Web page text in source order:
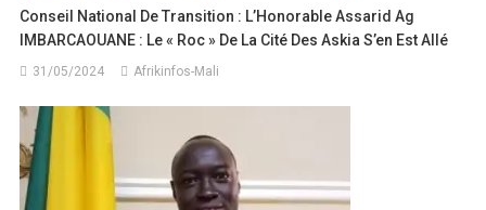
Conseil National De Transition : L’Honorable Assarid Ag
IMBARCAOUANE : Le « Roc » De La Cité Des Askia S’en Est Allé
31/05/2024 Afrikinfos-Mali